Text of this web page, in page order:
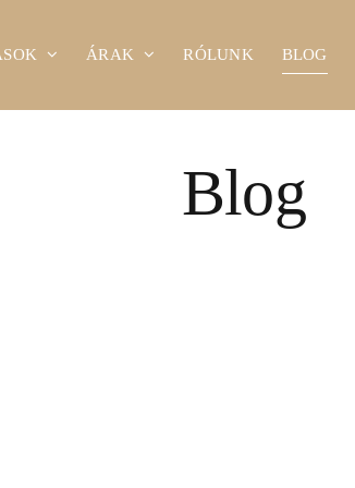
ÁRAK RÓLUNK BLOG
Blog